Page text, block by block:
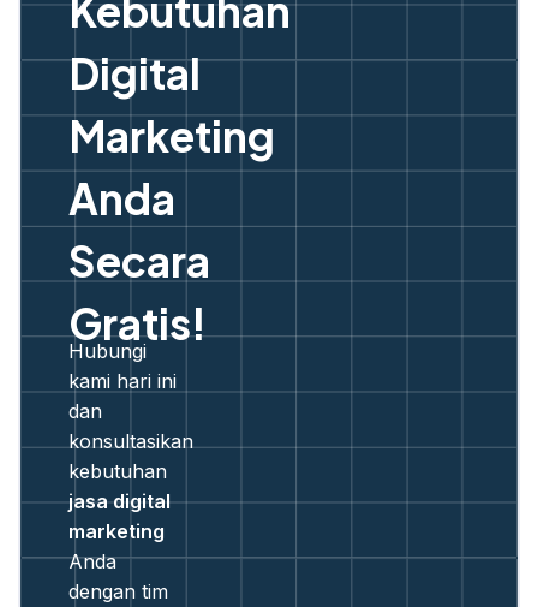
Digital
Marketing
Anda
Secara
Gratis!
Hubungi
kami hari ini
dan
konsultasikan
kebutuhan
jasa digital
marketing
Anda
dengan tim